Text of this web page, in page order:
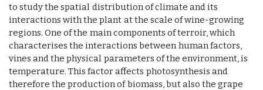
to study the spatial distribution of climate and its
interactions with the plant at the scale of wine-growing
regions. One of the main components of terroir, which
characterises the interactions between human factors,
vines and the physical parameters of the environment, is
temperature. This factor affects photosynthesis and
therefore the production of biomass, but also the grape